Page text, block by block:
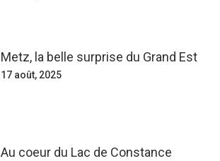
Metz, la belle surprise du Grand Est
17 août, 2025
Au coeur du Lac de Constance